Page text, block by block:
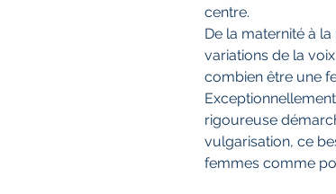
centre.
De la maternité à
variations de la
combien être une
rigoureuse
vulgarisation, ce
femmes comme